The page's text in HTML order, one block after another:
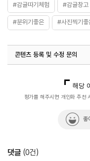
#감귤따기체험 #감귤창고
#분위기좋은 #사진찍기좋
콘텐츠 등록 및 수정 문의
해당
평가를 해주시면 개인화 추천
좋
댓글 (0건)